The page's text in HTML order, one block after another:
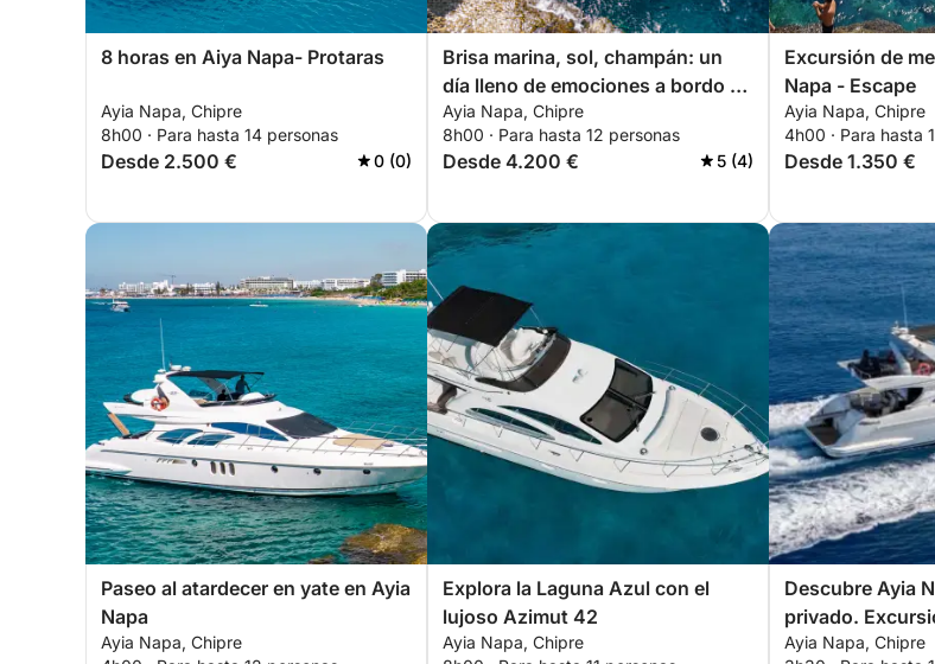
8 horas en Aiya Napa- Protaras
Ayia Napa, Chipre
8h00 · Para hasta 14 personas
Desde 2.500 € 0 (0)
Brisa marina, sol, champán: un
día lleno de emociones a bordo de
un yate privado.
Ayia Napa, Chipre
8h00 · Para hasta 12 personas
Desde 4.200 € 5 (4)
Excursión de
Napa - Escape
Ayia Napa, Chipre
4h00 · Para hasta
Desde 1.350 €
Paseo al atardecer en yate en Ayia
Napa
Ayia Napa, Chipre
Explora la Laguna Azul con el
lujoso Azimut 42
Ayia Napa, Chipre
Descubre Ayia
privado.
Ayia Napa, Chipre